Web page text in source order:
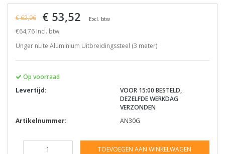
€ 62,96 € 53,52 Excl. btw
€64,76 Incl. btw
Unger nLite Aluminium Uitbreidingssteel (3 meter)
Op voorraad
Levertijd:
VOOR 15:00 BESTELD,
DEZELFDE WERKDAG
VERZONDEN
Artikelnummer:
AN30G
TOEVOEGEN AAN WINKELWAGEN